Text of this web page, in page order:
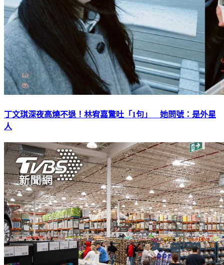
丁文琪深夜高燒不退！林宥嘉驚吐「1句」 她問號：是外星
人